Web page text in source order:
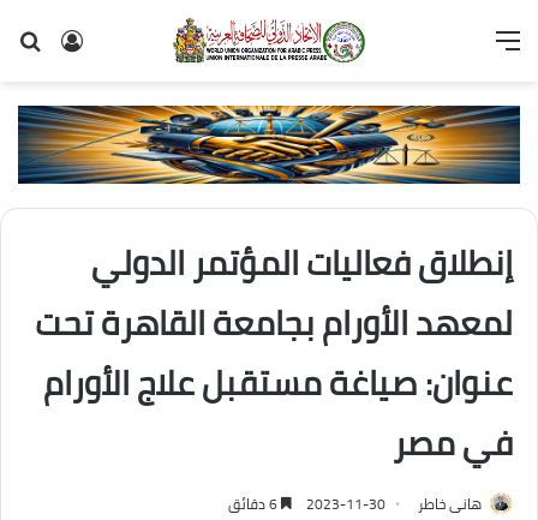
تسجيل
القائمة
إنطلاق فعاليات المؤتمر الدولي
لمعهد الأورام بجامعة القاهرة تحت
عنوان: صياغة مستقبل علاج الأورام
في مصر
هانى خاطر 2023-11-30